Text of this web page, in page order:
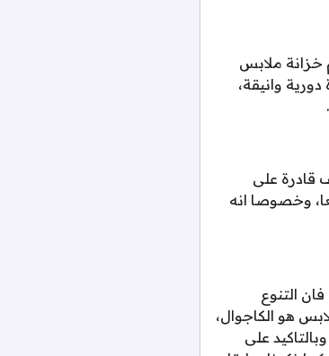
خزانة ملابس
بصورة دورية وانيقة،
قادرة على
وخصوصا انه
التنوع
هو الكاجوال،
الرياضية وسنيكرز وبالتاكيد على